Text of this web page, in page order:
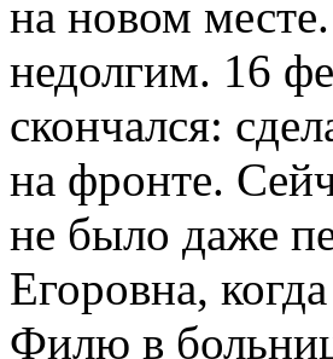
на новом
недолгим. 16
скончался:
на фронте.
не было даже
Егоровна,
Филю в